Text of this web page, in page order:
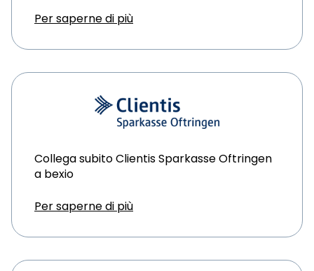
Per saperne di più
Collega subito Clientis Sparkasse Oftringen
a bexio
Per saperne di più